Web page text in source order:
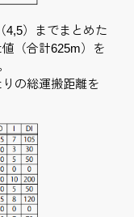
4,5）までまとめた
（合計625m）を
の総運搬距離を